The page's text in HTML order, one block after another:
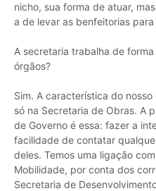
nicho, sua forma de atuar,
a de levar as benfeitorias
A secretaria trabalha de
órgãos?
Sim. A característica do
só na Secretaria de Obras. A
de Governo é essa: fazer a
facilidade de contatar
deles. Temos uma ligação
Mobilidade, por conta dos
Secretaria de